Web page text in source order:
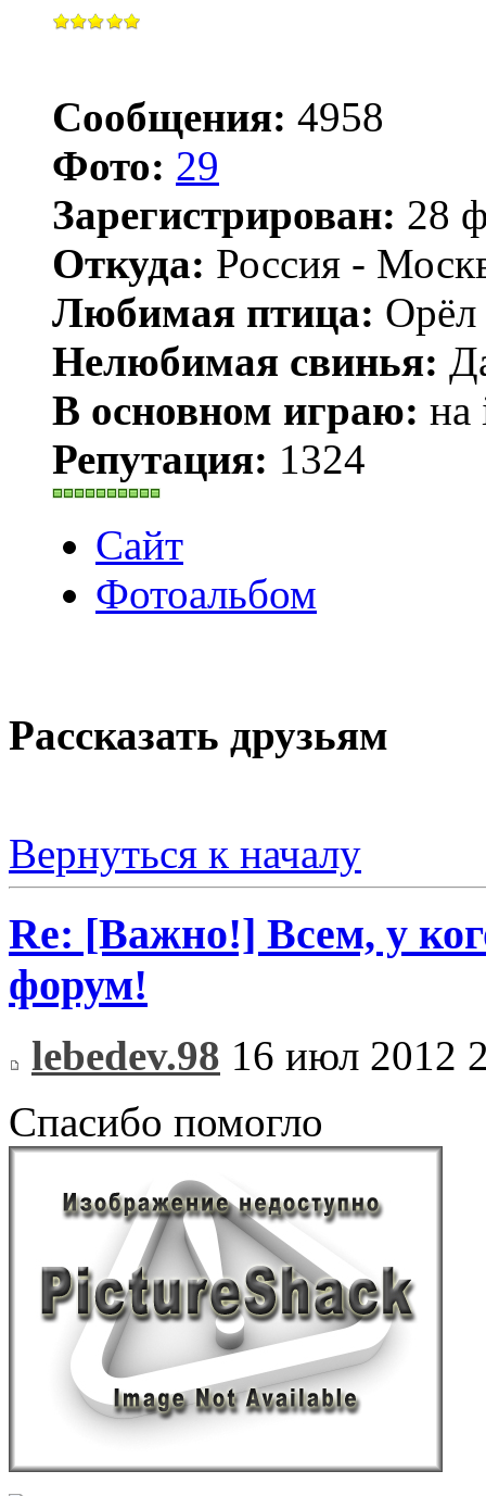
Сообщения: 4958
Фото: 29
Зарегистрирован: 28
Откуда: Россия -
Любимая птица:
Нелюбимая свинья:
В основном играю: на
Репутация: 1324
Сайт
Фотоальбом
Рассказать друзьям
Вернуться к началу
Re: [Важно!] Всем, у
форум!
lebedev.98 16 июл 2012
Спасибо помогло